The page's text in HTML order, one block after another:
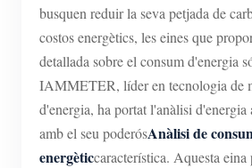
Domòtica
Monitorització energètica de
Document
Vídeo tutorial
Preguntes freqüents
Notícies
Blocs
Desenvolupador
Explora
Programa de recompenses
Contacte
Sobre nosaltres
busquen reduir la seva petjada de
costos energètics, les eines que
detallada sobre el consum d'energia
IAMMETER, líder en tecnologia de
d'energia, ha portat l'anàlisi d'energia
amb el seu poderósAnàlisi de
energèticcaracterística. Aquesta eina